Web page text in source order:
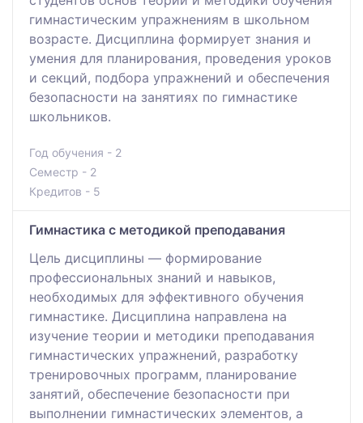
гимнастическим упражнениям в школьном
возрасте. Дисциплина формирует знания и
умения для планирования, проведения уроков
и секций, подбора упражнений и обеспечения
безопасности на занятиях по гимнастике
школьников.
Год обучения - 2
Семестр - 2
Кредитов - 5
Гимнастика с методикой преподавания
Цель дисциплины — формирование
профессиональных знаний и навыков,
необходимых для эффективного обучения
гимнастике. Дисциплина направлена на
изучение теории и методики преподавания
гимнастических упражнений, разработку
тренировочных программ, планирование
занятий, обеспечение безопасности при
выполнении гимнастических элементов, а